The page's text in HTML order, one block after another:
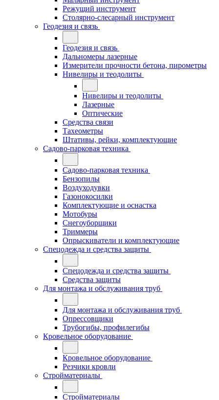
Режущий инструмент
Столярно-слесарный инструмент
Геодезия и связь
Геодезия и связь
Дальномеры лазерные
Измерители прочности бетона, пирометры
Нивелиры и теодолиты
Нивелиры и теодолиты
Лазерные
Оптические
Средства связи
Тахеометры
Штативы, рейки, комплектующие
Садово-парковая техника
Садово-парковая техника
Бензопилы
Воздуходувки
Газонокосилки
Комплектующие и оснастка
Мотобуры
Снегоуборщики
Триммеры
Опрыскиватели и комплектующие
Спецодежда и средства защиты
Спецодежда и средства защиты
Средства защиты
Для монтажа и обслуживания труб
Для монтажа и обслуживания труб
Опрессовщики
Трубогибы, профилегибы
Кровельное оборудование
Кровельное оборудование
Резчики кровли
Стройматериалы
Стройматериалы